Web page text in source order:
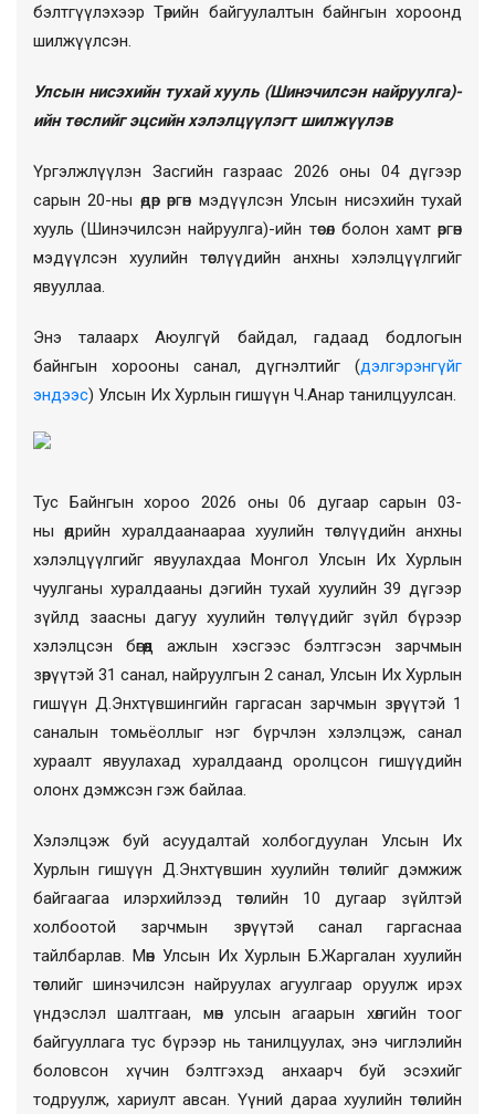
бэлтгүүлэхээрТөрийн байгуулалтын байнгын хороонд
шилжүүлсэн.
Улсын нисэхийн тухай хууль (Шинэчилсэн найруулга)-
ийн төслийг эцсийн хэлэлцүүлэгт шилжүүлэв
Үргэлжлүүлэн Засгийн газраас 2026 оны 04 дүгээр
сарын 20-ны өдөр өргөн мэдүүлсэн Улсын нисэхийн тухай
хууль(Шинэчилсэн найруулга)-ийн төсөл болон хамт өргөн
мэдүүлсэн хуулийн төслүүдийн анхны хэлэлцүүлгийг
явууллаа.
Энэ талаарх Аюулгүй байдал, гадаад бодлогын
байнгын хорооны санал, дүгнэлтийг (дэлгэрэнгүйг
эндээс) Улсын Их Хурлын гишүүн Ч.Анар танилцуулсан.
Тус Байнгын хороо 2026 оны 06 дугаар сарын 03-
ны өдрийн хуралдаанаараа хуулийн төслүүдийн анхны
хэлэлцүүлгийг явуулахдаа Монгол Улсын Их Хурлын
чуулганы хуралдааны дэгийн тухай хуулийн 39 дүгээр
зүйлд заасны дагуу хуулийн төслүүдийгзүйл бүрээр
хэлэлцсэн бөгөөд
ажлын хэсгээс бэлтгэсэн зарчмын
зөрүүтэй 31 санал, найруулгын 2 санал, Улсын Их Хурлын
гишүүн Д.Энхтүвшингийн гаргасан зарчмын зөрүүтэй 1
саналын томьёоллыг нэг бүрчлэн хэлэлцэж, санал
хураалт явуулахад хуралдаанд оролцсон гишүүдийн
олонх дэмжсэн гэж байлаа.
Хэлэлцэж буй асуудалтай холбогдуулан Улсын Их
Хурлын гишүүн Д.Энхтүвшин хуулийн төслийг дэмжиж
байгаагаа илэрхийлээд төслийн 10 дугаар зүйлтэй
холбоотой зарчмын зөрүүтэй санал гаргаснаа
тайлбарлав. Мөн Улсын Их Хурлын Б.Жаргалан хуулийн
төслийг шинэчилсэн найруулах агуулгаар оруулж ирэх
үндэслэл шалтгаан, мөн улсын агаарын хөлгийн тоог
байгууллага тус бүрээр нь танилцуулах, энэ чиглэлийн
боловсон хүчин бэлтгэхэд анхаарч буй эсэхийг
тодруулж, хариулт авсан. Үүний дараа хуулийн төслийн